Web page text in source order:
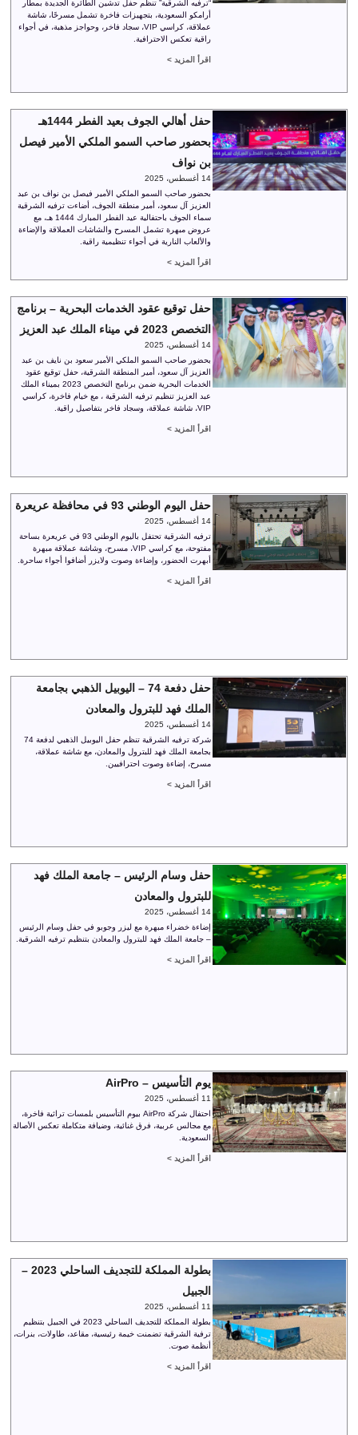
“ترفيه الشرقية” تنظم حفل تدشين الطائرة الجديدة بمطار
أرامكو السعودية، بتجهيزات فاخرة تشمل مسرحًا، شاشة
عملاقة، كراسي VIP، سجاد فاخر، وحواجز مذهبة، في أجواء
راقية تعكس الاحترافية.
اقرأ المزيد >
حفل أهالي الجوف بعيد الفطر 1444هـ
بحضور صاحب السمو الملكي الأمير فيصل
بن نواف
14 أغسطس، 2025
بحضور صاحب السمو الملكي الأمير فيصل بن نواف بن عبد
العزيز آل سعود، أمير منطقة الجوف، أضاءت ترفيه الشرقية
سماء الجوف باحتفالية عيد الفطر المبارك 1444 هـ، مع
عروض مبهرة تشمل المسرح والشاشات العملاقة والإضاءة
والألعاب النارية في أجواء تنظيمية راقية.
اقرأ المزيد >
حفل توقيع عقود الخدمات البحرية – برنامج
التخصص 2023 في ميناء الملك عبد العزيز
14 أغسطس، 2025
بحضور صاحب السمو الملكي الأمير سعود بن نايف بن عبد
العزيز آل سعود، أمير المنطقة الشرقية، حفل توقيع عقود
الخدمات البحرية ضمن برنامج التخصص 2023 بميناء الملك
عبد العزيز تنظيم ترفيه الشرقية ، مع خيام فاخرة، كراسي
VIP، شاشة عملاقة، وسجاد فاخر بتفاصيل راقية.
اقرأ المزيد >
حفل اليوم الوطني 93 في محافظة عريعرة
14 أغسطس، 2025
ترفيه الشرقية تحتفل باليوم الوطني 93 في عريعرة بساحة
مفتوحة، مع كراسي VIP، مسرح، وشاشة عملاقة مبهرة
أبهرت الحضور، وإضاءة وصوت ولايزر أضافوا أجواء ساحرة.
اقرأ المزيد >
حفل دفعة 74 – اليوبيل الذهبي بجامعة
الملك فهد للبترول والمعادن
14 أغسطس، 2025
شركة ترفيه الشرقية تنظم حفل اليوبيل الذهبي لدفعة 74
بجامعة الملك فهد للبترول والمعادن، مع شاشة عملاقة،
مسرح، إضاءة وصوت احترافيين.
اقرأ المزيد >
حفل وسام الرئيس – جامعة الملك فهد
للبترول والمعادن
14 أغسطس، 2025
إضاءة خضراء مبهرة مع ليزر وجوبو في حفل وسام الرئيس
– جامعة الملك فهد للبترول والمعادن بتنظيم ترفيه الشرقية.
اقرأ المزيد >
يوم التأسيس – AirPro
11 أغسطس، 2025
احتفال شركة AirPro بيوم التأسيس بلمسات تراثية فاخرة،
مع مجالس عربية، فرق غنائية، وضيافة متكاملة تعكس الأصالة
السعودية.
اقرأ المزيد >
بطولة المملكة للتجديف الساحلي 2023 –
الجبيل
11 أغسطس، 2025
بطولة المملكة للتجديف الساحلي 2023 في الجبيل بتنظيم
ترفية الشرقية تضمنت خيمة رئيسية، مقاعد، طاولات، بنرات،
أنظمة صوت.
اقرأ المزيد >